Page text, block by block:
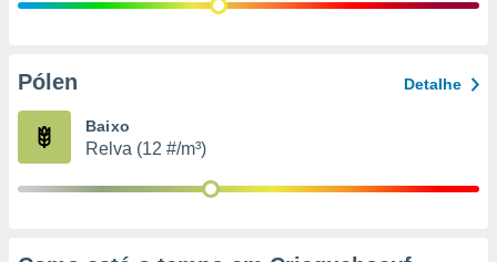
Pólen Detalhe
Baixo
Relva (12 #/m³)